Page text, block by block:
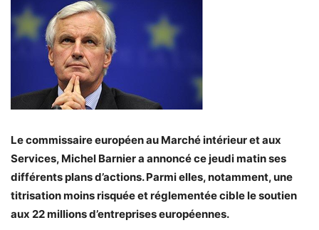
Le commissaire européen au Marché intérieur et aux
Services, Michel Barnier a annoncé ce jeudi matin ses
différents plans d’actions. Parmi elles, notamment, une
titrisation moins risquée et réglementée cible le soutien
aux 22 millions d’entreprises européennes.